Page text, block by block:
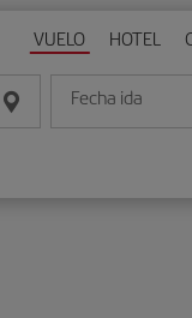
VUELO HOTEL
Fecha ida
Introduce la fecha